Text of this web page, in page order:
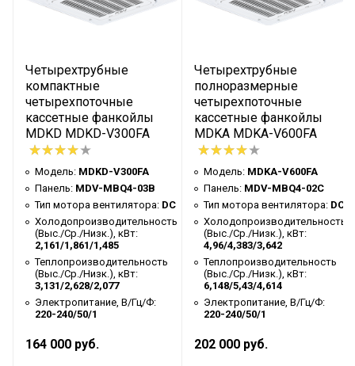
Четырехтрубные
компактные
четырехпоточные
кассетные фанкойлы
MDKD MDKD-V300FA
Модель: MDKD-V300FA
Панель: MDV-MBQ4-03B
Тип мотора вентилятора: DC
Холодопроизводительность
(Выс./Ср./Низк.), кВт:
2,161/1,861/1,485
Теплопроизводительность
(Выс./Ср./Низк.), кВт:
3,131/2,628/2,077
Электропитание, В/Гц/Ф:
220-240/50/1
164 000 руб.
Четырехтрубные
полноразмерные
четырехпоточные
кассетные фанкойлы
MDKA MDKA-V600FA
Модель: MDKA-V600FA
Панель: MDV-MBQ4-02C
Тип мотора вентилятора: DC
Холодопроизводительность
(Выс./Ср./Низк.), кВт:
4,96/4,383/3,642
Теплопроизводительность
(Выс./Ср./Низк.), кВт:
6,148/5,43/4,614
Электропитание, В/Гц/Ф:
220-240/50/1
202 000 руб.